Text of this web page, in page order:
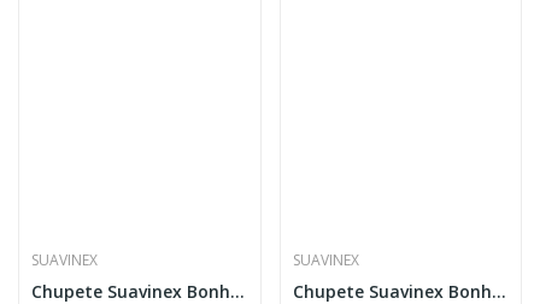
SUAVINEX
Chupete Suavinex Bonhomia Silicona 6-18M Buho Rosa
SUAVINEX
Chupete Suavinex Bonhomia Silicona +18M Buho Rosa